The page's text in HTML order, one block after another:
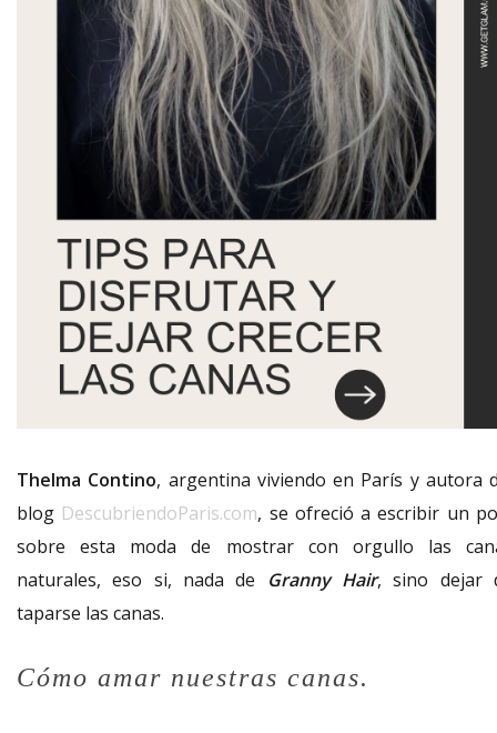
Thelma Contino, argentina viviendo en París y autora
blog DescubriendoParis.com, se ofreció a escribir un
sobre esta moda de mostrar con orgullo las
naturales, eso si, nada de
Granny Hair, sino dejar
taparse las canas.
Cómo amar nuestras canas.